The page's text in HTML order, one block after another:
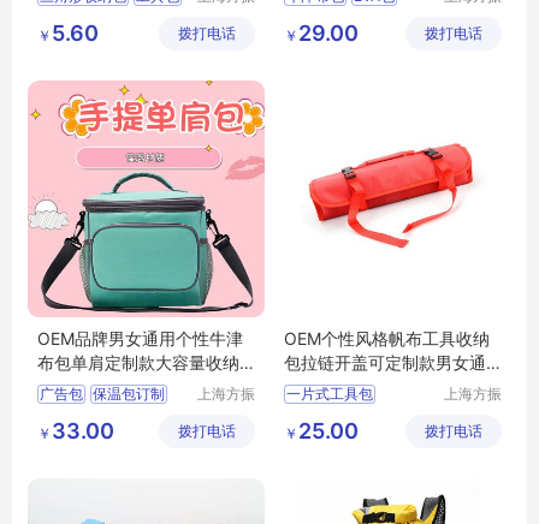
有限公司
￥ 5.60 拨打电话
有限公司
￥ 29.00 拨打电话
OEM品牌男女通用个性牛津
布包单肩定制款大容量收纳
包
广告包 保温包订制
上海方振
有限公司
￥ 33.00 拨打电话
OEM个性风格帆布工具收纳
包拉链开盖可定制款男女通
用
一片式工具包
上海方振
有限公司
￥ 25.00 拨打电话